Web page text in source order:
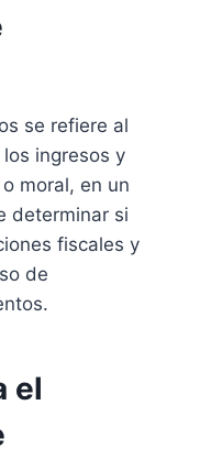
se refiere al
ingresos y
moral, en un
determinar si
fiscales y
de
el